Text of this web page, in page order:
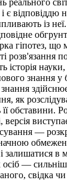
реального
є
із
гіпотез,
історія
обставини.
—
осіб —
свідка чи